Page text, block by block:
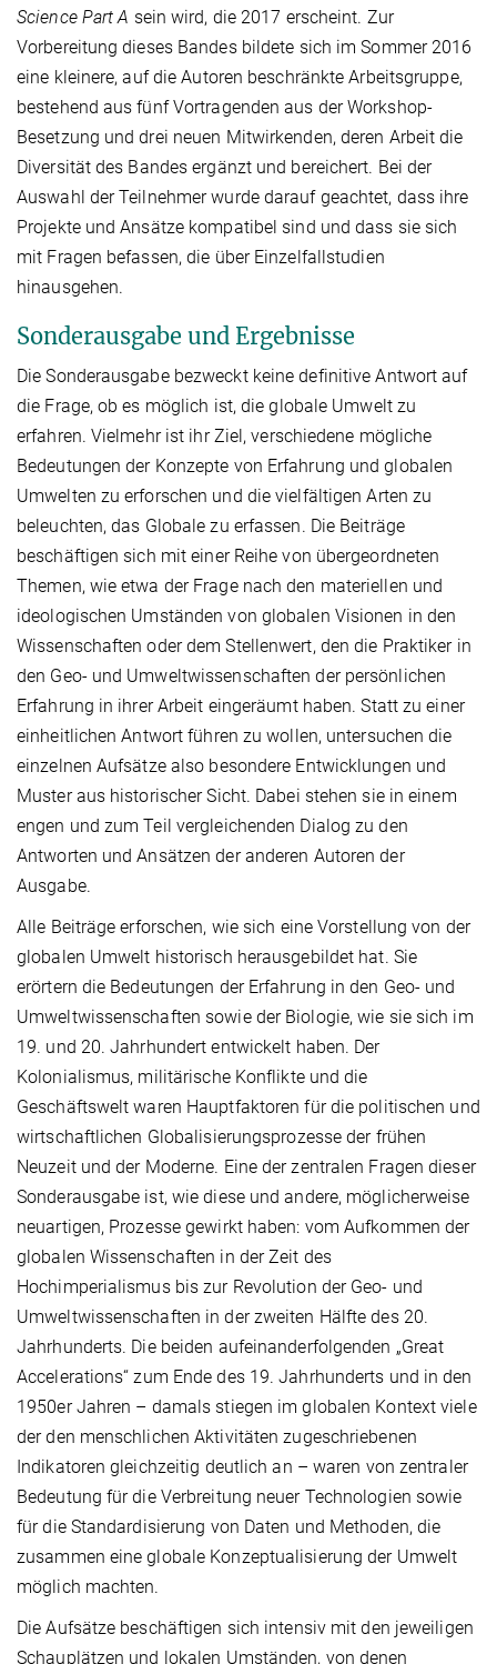
Science Part A sein wird, die 2017 erscheint. Zur
Vorbereitung dieses Bandes bildete sich im Sommer 2016
eine kleinere, auf die Autoren beschränkte Arbeitsgruppe,
bestehend aus fünf Vortragenden aus der Workshop-
Besetzung und drei neuen Mitwirkenden, deren Arbeit die
Diversität des Bandes ergänzt und bereichert. Bei der
Auswahl der Teilnehmer wurde darauf geachtet, dass ihre
Projekte und Ansätze kompatibel sind und dass sie sich
mit Fragen befassen, die über Einzelfallstudien
hinausgehen.
Sonderausgabe und Ergebnisse
Die Sonderausgabe bezweckt keine definitive Antwort auf
die Frage, ob es möglich ist, die globale Umwelt zu
erfahren. Vielmehr ist ihr Ziel, verschiedene mögliche
Bedeutungen der Konzepte von Erfahrung und globalen
Umwelten zu erforschen und die vielfältigen Arten zu
beleuchten, das Globale zu erfassen. Die Beiträge
beschäftigen sich mit einer Reihe von übergeordneten
Themen, wie etwa der Frage nach den materiellen und
ideologischen Umständen von globalen Visionen in den
Wissenschaften oder dem Stellenwert, den die Praktiker in
den Geo- und Umweltwissenschaften der persönlichen
Erfahrung in ihrer Arbeit eingeräumt haben. Statt zu einer
einheitlichen Antwort führen zu wollen, untersuchen die
einzelnen Aufsätze also besondere Entwicklungen und
Muster aus historischer Sicht. Dabei stehen sie in einem
engen und zum Teil vergleichenden Dialog zu den
Antworten und Ansätzen der anderen Autoren der
Ausgabe.
Alle Beiträge erforschen, wie sich eine Vorstellung von der
globalen Umwelt historisch herausgebildet hat. Sie
erörtern die Bedeutungen der Erfahrung in den Geo- und
Umweltwissenschaften sowie der Biologie, wie sie sich im
19. und 20. Jahrhundert entwickelt haben. Der
Kolonialismus, militärische Konflikte und die
Geschäftswelt waren Hauptfaktoren für die politischen und
wirtschaftlichen Globalisierungsprozesse der frühen
Neuzeit und der Moderne. Eine der zentralen Fragen dieser
Sonderausgabe ist, wie diese und andere, möglicherweise
neuartigen, Prozesse gewirkt haben: vom Aufkommen der
globalen Wissenschaften in der Zeit des
Hochimperialismus bis zur Revolution der Geo- und
Umweltwissenschaften in der zweiten Hälfte des 20.
Jahrhunderts. Die beiden aufeinanderfolgenden „Great
Accelerations“ zum Ende des 19. Jahrhunderts und in den
1950er Jahren – damals stiegen im globalen Kontext viele
der den menschlichen Aktivitäten zugeschriebenen
Indikatoren gleichzeitig deutlich an – waren von zentraler
Bedeutung für die Verbreitung neuer Technologien sowie
für die Standardisierung von Daten und Methoden, die
zusammen eine globale Konzeptualisierung der Umwelt
möglich machten.
Die Aufsätze beschäftigen sich intensiv mit den jeweiligen
Schauplätzen und lokalen Umständen, von denen